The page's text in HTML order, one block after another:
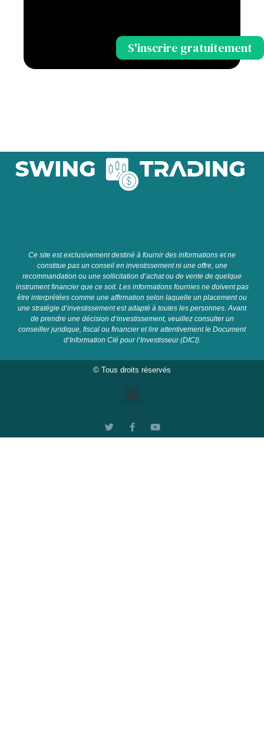
S'inscrire gratuitement
Ce site estexclusivementdestiné à fournirdes informations etne
constituepasun conseilen investissementniuneoffre, une
recommandation ou une sollicitation d‘achatou de vente de quelque
instrumentfinancierquecesoit. Lesinformationsfourniesnedoiventpas
être interprétées comme une affirmation selon laquelle un placementou
une stratégie d‘investissementestadapté à toutes les personnes. Avant
deprendreunedécision d‘investissement, veuillezconsulterun
conseillerjuridique, fiscal ou financieretlire attentivementle Document
d‘Information Clépourl‘Investisseur(DICI).
© Tous droits réservés